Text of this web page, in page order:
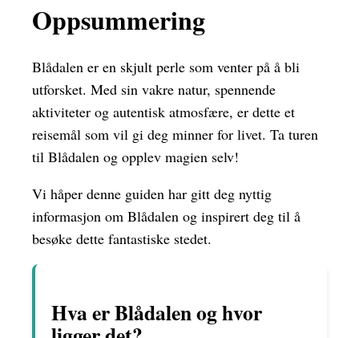
Oppsummering
Blådalen er en skjult perle som venter på å bli
utforsket. Med sin vakre natur, spennende
aktiviteter og autentisk atmosfære, er dette et
reisemål som vil gi deg minner for livet. Ta turen
til Blådalen og opplev magien selv!
Vi håper denne guiden har gitt deg nyttig
informasjon om Blådalen og inspirert deg til å
besøke dette fantastiske stedet.
Hva er Blådalen og hvor